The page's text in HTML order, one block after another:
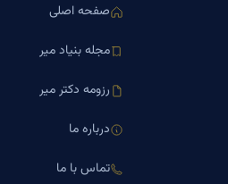
صفحه اصلی
مجله بنیاد میر
رزومه دکتر میر
درباره ما
تماس با ما